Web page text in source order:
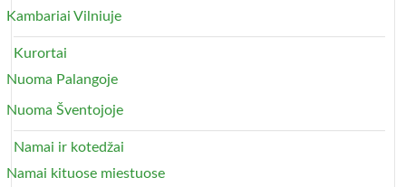
Kambariai Vilniuje
Kurortai
Nuoma Palangoje
Nuoma Šventojoje
Namai ir kotedžai
Namai kituose miestuose